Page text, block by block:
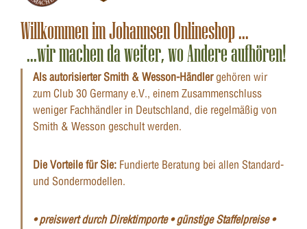
Willkommen im Johannsen Onlineshop ...
...wir machen da weiter, wo Andere aufhören!
Als autorisierter Smith & Wesson-Händlergehören wir
zum Club 30 Germany e.V., einem Zusammenschluss
weniger Fachhändler in Deutschland, die regelmäßig von
Smith & Wesson geschult werden.
Die Vorteile für Sie: Fundierte Beratung bei allen Standard-
und Sondermodellen.
• preiswert durch Direktimporte • günstige Staffelpreise •